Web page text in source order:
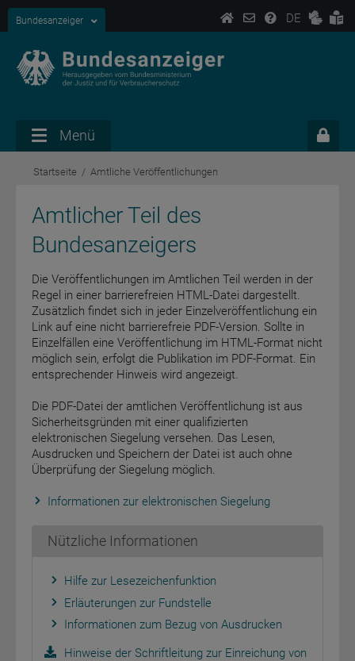
Bundesanzeiger DE
Menü
Startseite Amtliche Veröffentlichungen
Amtlicher Teil des
Bundesanzeigers
Die Veröffentlichungen im Amtlichen Teil werden in der
Regel in einer barrierefreien HTML-Datei dargestellt.
Zusätzlich findet sich in jeder Einzelveröffentlichung ein
Link auf eine nicht barrierefreie PDF-Version. Sollte in
Einzelfällen eine Veröffentlichung im HTML-Format nicht
möglich sein, erfolgt die Publikation im PDF-Format. Ein
entsprechender Hinweis wird angezeigt.
Die PDF-Datei der amtlichen Veröffentlichung ist aus
Sicherheitsgründen mit einer qualifizierten
elektronischen Siegelung versehen. Das Lesen,
Ausdrucken und Speichern der Datei ist auch ohne
Überprüfung der Siegelung möglich.
Informationen zur elektronischen Siegelung
Nützliche Informationen
Hilfe zur Lesezeichenfunktion
Erläuterungen zur Fundstelle
Informationen zum Bezug von Ausdrucken
Hinweise der Schriftleitung zur Einreichung von